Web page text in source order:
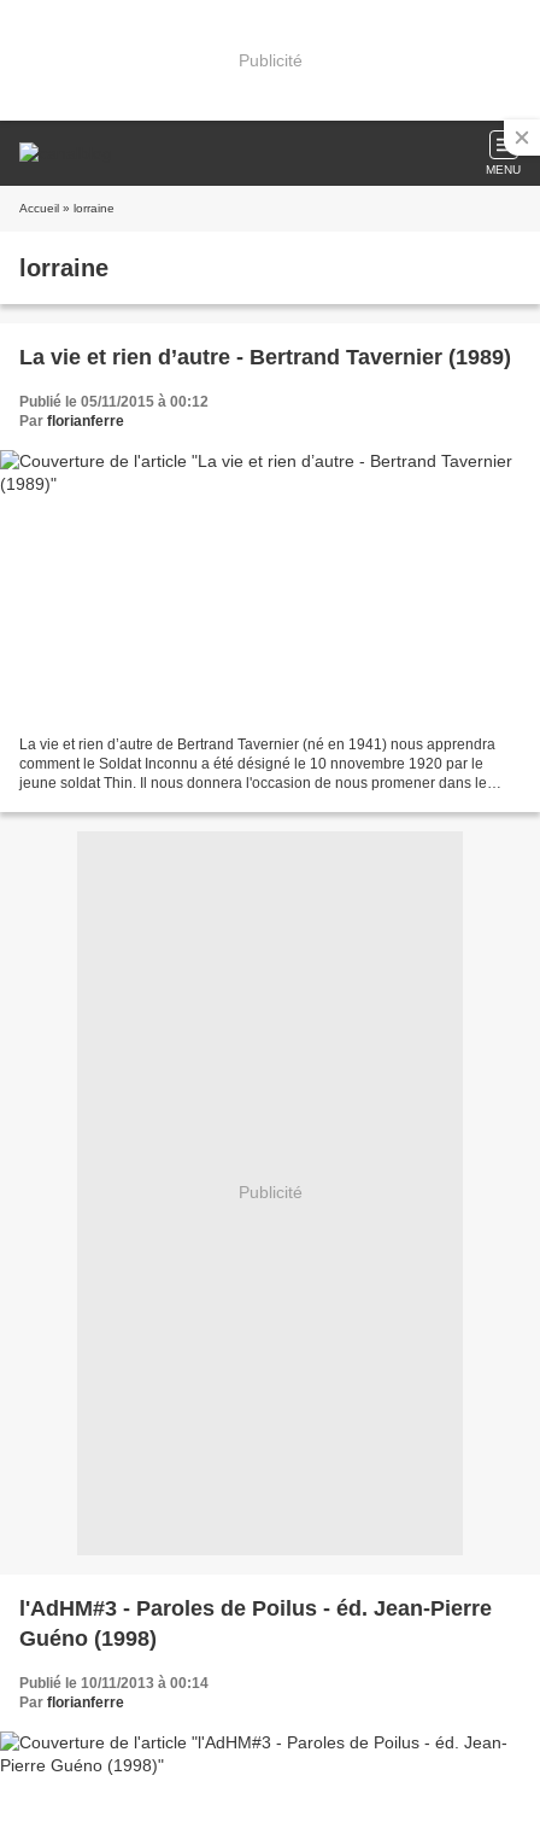
Publicité
MENU
Accueil » lorraine
lorraine
La vie et rien d’autre - Bertrand Tavernier (1989)
Publié le 05/11/2015 à 00:12
Par florianferre
La vie et rien d’autre de Bertrand Tavernier (né en 1941) nous apprendra
comment le Soldat Inconnu a été désigné le 10 nnovembre 1920 par le
jeune soldat Thin. Il nous donnera l'occasion de nous promener dans le
Publicité
l'AdHM#3 - Paroles de Poilus - éd. Jean-Pierre
Guéno (1998)
Publié le 10/11/2013 à 00:14
Par florianferre